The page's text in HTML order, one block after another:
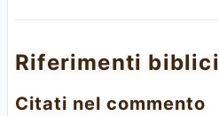
Riferimenti biblici
Citati nel commento